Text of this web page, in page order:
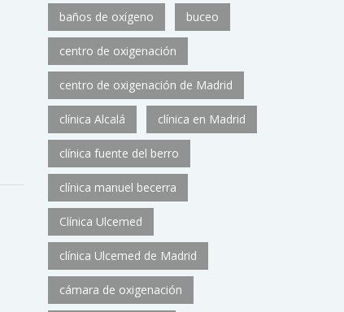
baños de oxígeno buceo
centro de oxigenación
centro de oxigenación de Madrid
clínica Alcalá clínica en Madrid
clínica fuente del berro
clínica manuel becerra
Clínica Ulcemed
clínica Ulcemed de Madrid
cámara de oxigenación